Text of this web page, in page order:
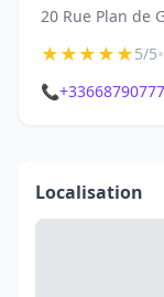
20 Rue Plan de
★★★★★5/5•
📞+33668790777
Localisation